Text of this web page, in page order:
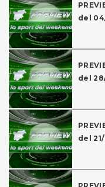
del
del
del